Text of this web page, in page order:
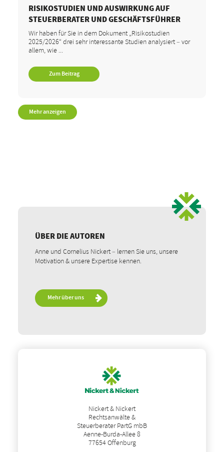
RISIKOSTUDIEN UND AUSWIRKUNG AUF
STEUERBERATER UND GESCHÄFTSFÜHRER
Wir haben für Sie in dem Dokument „Risikostudien
2025/2026“ drei sehr interessante Studien analysiert – vor
allem, wie ...
Zum Beitrag
Mehr anzeigen
ÜBER DIE AUTOREN
Anne und Cornelius Nickert – lernen Sie uns, unsere
Motivation & unsere Expertise kennen.
Mehr über uns
Nickert & Nickert
Rechtsanwälte &
Steuerberater PartG mbB
Aenne-Burda-Allee 8
77654 Offenburg